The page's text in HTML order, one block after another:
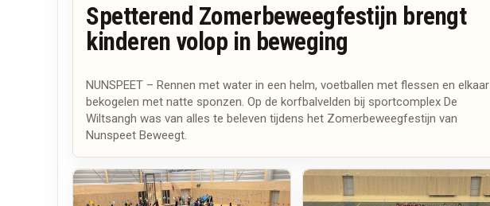
Spetterend Zomerbeweegfestijn brengt
kinderen volop in beweging
NUNSPEET – Rennen met water in een helm, voetballen met flessen en elkaar
bekogelen met natte sponzen. Op de korfbalvelden bij sportcomplex De
Wiltsangh was van alles te beleven tijdens het Zomerbeweegfestijn van
Nunspeet Beweegt.